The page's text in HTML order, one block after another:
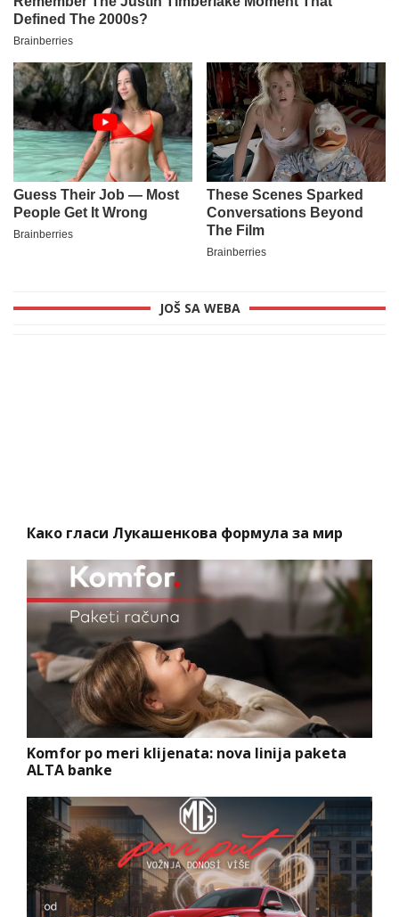
JOŠ SA WEBA
Како гласи Лукашенкова формула за мир
Komfor po meri klijenata: nova linija paketa
ALTA banke